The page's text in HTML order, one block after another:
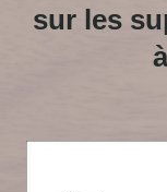
sur les